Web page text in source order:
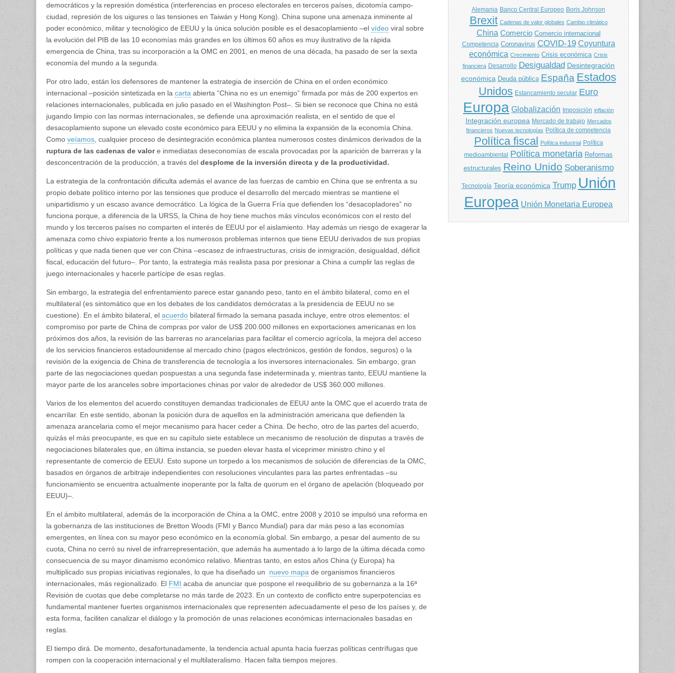
democráticos y la represión doméstica (interferencias en proceso electorales en terceros países, dicotomía campo-
ciudad, represión de los uigures o las tensiones en Taiwán y Hong Kong). China supone una amenaza inminente al
poder económico, militar y tecnológico de EEUU y la única solución posible es el desacoplamiento ‒el vídeo viral sobre
la evolución del PIB de las 10 economías más grandes en los últimos 60 años es muy ilustrativo de la rápida
emergencia de China, tras su incorporación a la OMC en 2001, en menos de una década, ha pasado de ser la sexta
economía del mundo a la segunda.
Por otro lado, están los defensores de mantener la estrategia de inserción de China en el orden económico
internacional ‒posición sintetizada en la carta abierta “China no es un enemigo” firmada por más de 200 expertos en
relaciones internacionales, publicada en julio pasado en el Washington Post‒. Si bien se reconoce que China no está
jugando limpio con las normas internacionales, se defiende una aproximación realista, en el sentido de que el
desacoplamiento supone un elevado coste económico para EEUU y no elimina la expansión de la economía China.
Como veíamos , cualquier proceso de desintegración económica plantea numerosos costes dinámicos derivados de la
ruptura de las cadenas de valore inmediatas deseconomías de escala provocadas por la aparición de barreras y la
desconcentración de la producción, a través del desplome de la inversión directa y de la productividad.
La estrategia de la confrontación dificulta además el avance de las fuerzas de cambio en China que se enfrenta a su
propio debate político interno por las tensiones que produce el desarrollo del mercado mientras se mantiene el
unipartidismo y un escaso avance democrático. La lógica de la Guerra Fría que defienden los “desacopladores” no
funciona porque, a diferencia de la URSS, la China de hoy tiene muchos más vínculos económicos con el resto del
mundo y los terceros países no comparten el interés de EEUU por el aislamiento. Hay además un riesgo de exagerar la
amenaza como chivo expiatorio frente a los numerosos problemas internos que tiene EEUU derivados de sus propias
políticas y que nada tienen que ver con China ‒escasez de infraestructuras, crisis de inmigración, desigualdad, déficit
fiscal, educación del futuro‒. Por tanto, la estrategia más realista pasa por presionar a China a cumplir las reglas de
juego internacionales y hacerle partícipe de esas reglas.
Sin embargo, la estrategia del enfrentamiento parece estar ganando peso, tanto en el ámbito bilateral, como en el
multilateral (es sintomático que en los debates de los candidatos demócratas a la presidencia de EEUU no se
cuestione). En el ámbito bilateral, el acuerdo bilateral firmado la semana pasada incluye, entre otros elementos: el
compromiso por parte de China de compras por valor de US$ 200.000 millones en exportaciones americanas en los
próximos dos años, la revisión de las barreras no arancelarias para facilitar el comercio agrícola, la mejora del acceso
de los servicios financieros estadounidense al mercado chino (pagos electrónicos, gestión de fondos, seguros) o la
revisión de la exigencia de China de transferencia de tecnología a los inversores internacionales. Sin embargo, gran
parte de las negociaciones quedan pospuestas a una segunda fase indeterminada y, mientras tanto, EEUU mantiene la
mayor parte de los aranceles sobre importaciones chinas por valor de alrededor de US$ 360.000 millones.
Varios de los elementos del acuerdo constituyen demandas tradicionales de EEUU ante la OMC que el acuerdo trata de
encarrilar. En este sentido, abonan la posición dura de aquellos en la administración americana que defienden la
amenaza arancelaria como el mejor mecanismo para hacer ceder a China. De hecho, otro de las partes del acuerdo,
quizás el más preocupante, es que en su capítulo siete establece un mecanismo de resolución de disputas a través de
negociaciones bilaterales que, en última instancia, se pueden elevar hasta el viceprimer ministro chino y el
representante de comercio de EEUU. Esto supone un torpedo a los mecanismos de solución de diferencias de la OMC,
basados en órganos de arbitraje independientes con resoluciones vinculantes para las partes enfrentadas ‒su
funcionamiento se encuentra actualmente inoperante por la falta de quorum en el órgano de apelación (bloqueado por
EEUU)‒.
En el ámbito multilateral, además de la incorporación de China a la OMC, entre 2008 y 2010 se impulsó una reforma en
la gobernanza de las instituciones de Bretton Woods (FMI y Banco Mundial) para dar más peso a las economías
emergentes, en línea con su mayor peso económico en la economía global. Sin embargo, a pesar del aumento de su
cuota, China no cerró su nivel de infrarrepresentación, que además ha aumentado a lo largo de la última década como
consecuencia de su mayor dinamismo económico relativo. Mientras tanto, en estos años China (y Europa) ha
multiplicado sus propias iniciativas regionales, lo que ha diseñado un nuevo mapa de organismos financieros
internacionales, más regionalizado. El FMI acaba de anunciar que pospone el reequilibrio de su gobernanza a la 16ª
Revisión de cuotas que debe completarse no más tarde de 2023. En un contexto de conflicto entre superpotencias es
fundamental mantener fuertes organismos internacionales que representen adecuadamente el peso de los países y, de
esta forma, faciliten canalizar el diálogo y la promoción de unas relaciones económicas internacionales basadas en
reglas.
El tiempo dirá. De momento, desafortunadamente, la tendencia actual apunta hacia fuerzas políticas centrífugas que
rompen con la cooperación internacional y el multilateralismo. Hacen falta tiempos mejores.
Alemania Banco Central Europeo Boris Johnson
Brexit Cadenas de valor globales Cambio climático
China Comercio Comercio internacional
Competencia Coronavirus COVID-19 Coyuntura
económica Crecimiento Crisis económica Crisis
financiera Desarrollo Desigualdad Desintegración
económica Deuda pública España Estados
Unidos Estancamiento secular Euro
Europa Globalización Imposición inflación
Integración europea Mercado de trabajo Mercados
financieros Nuevas tecnologías Política de competencia
Política fiscal Política industrial Política
medioambiental Política monetaria Reformas
estructurales Reino Unido Soberanismo
Tecnología Teoría económica Trump Unión
Europea Unión Monetaria Europea